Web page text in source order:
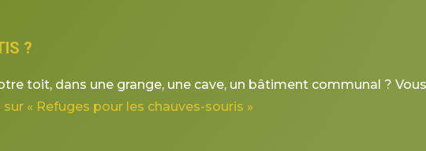
?
toit, dans une grange, une cave, un bâtiment communal ?
sur « Refuges pour les chauves-souris »